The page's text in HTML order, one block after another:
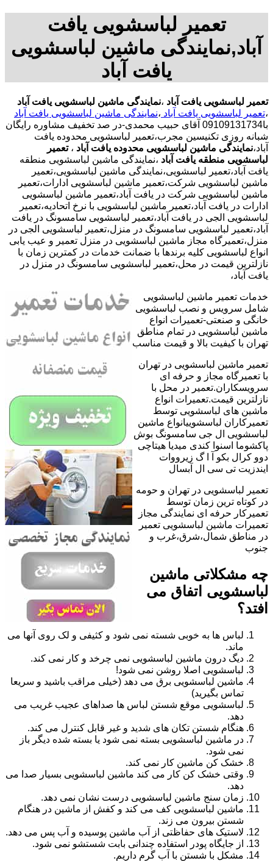
تعمیر لباسشویی یافت
آباد,نمایندگی ماشین لباسشویی
یافت آباد
تعمیر لباسشویی یافت آباد ،نمایندگی ماشین لباسشویی یافت آباد
،تعمیر لباسشویی یافت آباد ،نمایندگی ماشین لباسشویی یافت آباد
با09109131734 آقای حبیب محمدی-در صد تخفیف مشاوره رایگان
شبانه روزی تکنیسین مجرب،تعمیر لباسشویی محدوده یافت
آباد،نمایندگی ماشین لباسشویی محدوده یافت آباد ، تعمیر
لباسشویی منطقه یافت آباد ،نمایندگی ماشین لباسشویی منطقه
یافت آباد،تعمیر لباسشویی،نمایندگی ماشین لباسشویی،تعمیر
ماشین لباسشویی شرکت،تعمیر ماشین لباسشویی ادارات،تعمیر
ماشین لباسشویی شرکت در یافت آباد،تعمیر ماشین لباسشویی
ادارات در یافت آباد،تعمیر ماشین لباسشویی با نرخ اتحادیه،تعمیر
لباسشویی الجی در یافت آباد،تعمیر لباسشویی سامسونگ در یافت
آباد،تعمیر لباسشویی سامسونگ در منزل،تعمیر لباسشویی الجی در
منزل،تعمیرگاه مجاز ماشین لباسشویی در منزل تعمیر و عیب یابی
انواع لباسشویی کلیه برندها با ضمانت خدمات در کمترین زمان با
نازلترین قیمت در محل،تعمیر لباسشویی سامسونگ در منزل در
یافت آباد،
خدمات تعمیر ماشین لباسشویی
شامل سرویس و نصب لباسشویی
خانگی و صنعتی-تعمیرات انواع
ماشین لباسشویی در تمام مناطق
تهران با کیفیت بالا و قیمت مناسب
تعمیر ماشین لباسشویی در تهران
با تعمیرگاه مجاز و حرفه ای
سرویسکاران.تعمیر در محل با
نازلترین قیمت.تعمیرات انواع
ماشین های لباسشویی توسط
تعمیرکاران لباسشوییانواع ماشین
لباسشویی ال جی سامسونگ بوش
پاکشوما اسنوا کندی میدیا هیتاچی
دوو کرال بکو آ ا گ زیرووات
ایندزیت تی سی ال آبسال
تعمیر لباسشویی در تهران و حومه
در کوتاه ترین زمان توسط
تعمیرکار حرفه ای نمایندگی مجاز
تعمیرات ماشین لباسشویی تعمیر
در مناطق شمال،شرق،غرب و
جنوب
چه مشکلاتی ماشین
لباسشویی اتفاق می
افتد؟
لباس ها به خوبی شسته نمی شود و کثیفی و لک روی آنها می
ماند.
دیگ درون ماشین لباسشویی نمی چرخد و کار نمی کند.
لباسشویی اصلا روشن نمی شود!
ماشین لباسشویی برق می دهد (خیلی مراقب باشید و سریعا
تماس بگیرید)
لباسشویی موقع شستن لباس ها صداهای عجیب غریب می
دهد.
هنگام شستن تکان های شدید و غیر قابل کنترل می کند.
در ماشین لباسشویی بسته نمی شود یا بسته شده دیگر باز
نمی شود.
خشک کن ماشین کار نمی کند.
وقتی خشک کن کار می کند ماشین لباسشویی بسیار صدا می
دهد.
زمان سنج ماشین لباسشویی درست نشان نمی دهد.
ماشین لباسشویی کف می کند و کفش از ماشین در هنگام
شستن بیرون می زند.
لاستیک های حفاظتی از آب ماشین پوسیده و آب پس می دهد.
از جایگاه پودر استفاده چندانی بابت شستشو نمی شود.
مشکل با شستن با آب گرم داریم.